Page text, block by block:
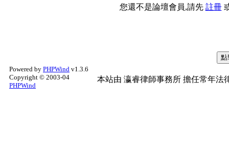
您還不是論壇會員,請先 註冊
Powered by PHPWind v1.3.6
Copyright © 2003-04
PHPWind
本站由 瀛睿律師事務所 擔任常年法